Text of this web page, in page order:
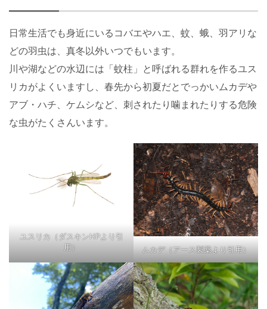
日常生活でも身近にいるコバエやハエ、蚊、蛾、羽アリな
どの羽虫は、真冬以外いつでもいます。
川や湖などの水辺には「蚊柱」と呼ばれる群れを作るユス
リカがよくいますし、春先から初夏だとでっかいムカデや
アブ・ハチ、ケムシなど、刺されたり噛まれたりする危険
な虫がたくさんいます。
ユスリカ（ダスキンHPより引
用）
ムカデ（アース製薬より引用）